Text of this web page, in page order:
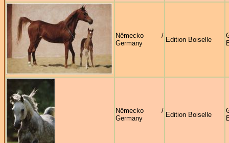
Německo /
Germany
Edition Boiselle
Německo /
Germany
Edition Boiselle